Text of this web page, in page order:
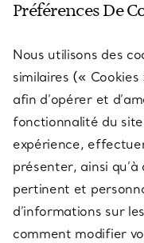
SERVICES
À PROPOS
QUESTIONS LÉGALES
Préférences De
Nous utilisons des
similaires («
afin d’opérer et
fonctionnalité du
expérience,
présenter, ainsi
pertinent et
d’informations sur
comment modifier